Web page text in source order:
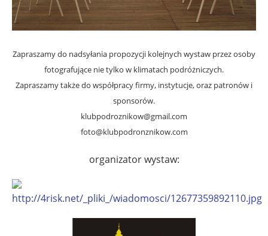
Zapraszamy do nadsyłania propozycji kolejnych wystaw przez osoby
fotografujące nie tylko w klimatach podróżniczych.
Zapraszamy także do współpracy firmy, instytucje, oraz patronów i
sponsorów.
klubpodroznikow@gmail.com
foto@klubpodronznikow.com
organizator wystaw: